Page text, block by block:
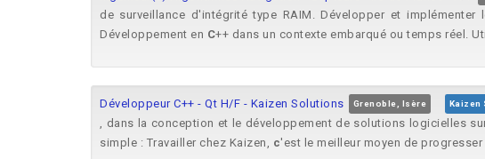
de surveillance d'intégrité type RAIM. Développer et
Développement en C++ dans un contexte embarqué ou temps réel.
Développeur C++ - Qt H/F - Kaizen Solutions Grenoble, Isère Kaizen
, dans la conception et le développement de solutions logicielles
simple : Travailler chez Kaizen, c'est le meilleur moyen de